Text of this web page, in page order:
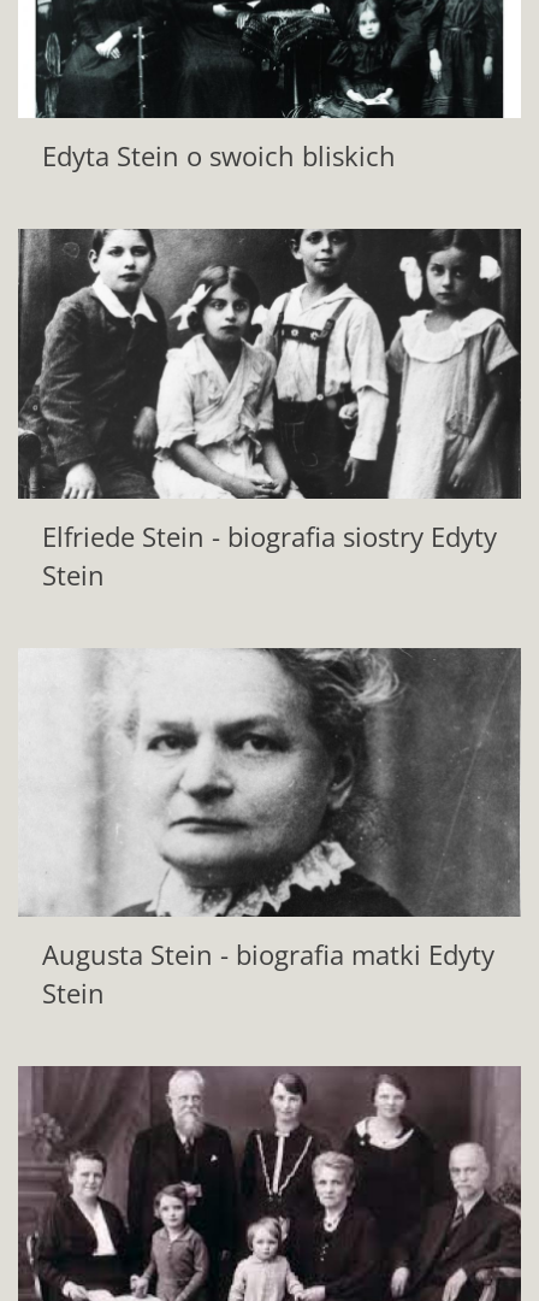
Edyta Stein o swoich bliskich
Elfriede Stein - biografia siostry Edyty
Stein
Augusta Stein - biografia matki Edyty
Stein